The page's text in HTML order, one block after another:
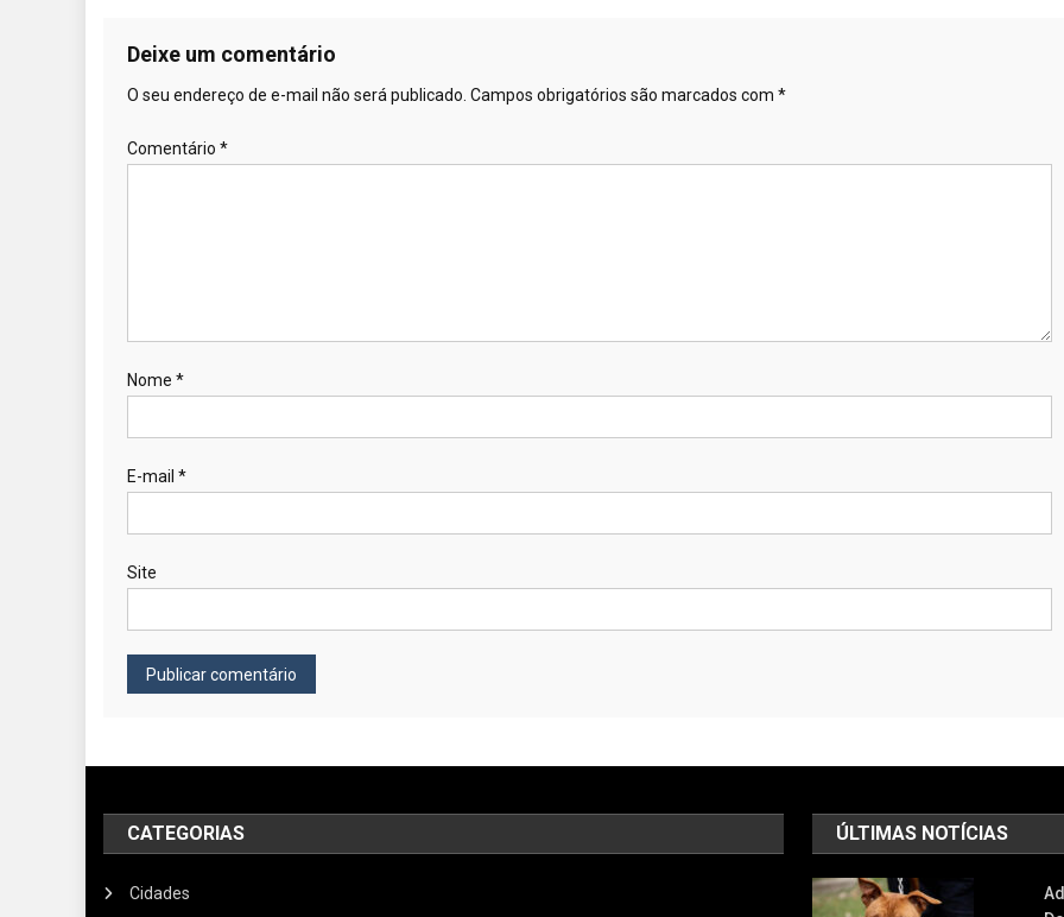
Deixe um comentário
O seu endereço de e-mail não será publicado. Campos obrigatórios são marcados com *
Comentário *
Nome *
E-mail *
Site
CATEGORIAS
Cidades
ÚLTIMAS NOTÍCIAS